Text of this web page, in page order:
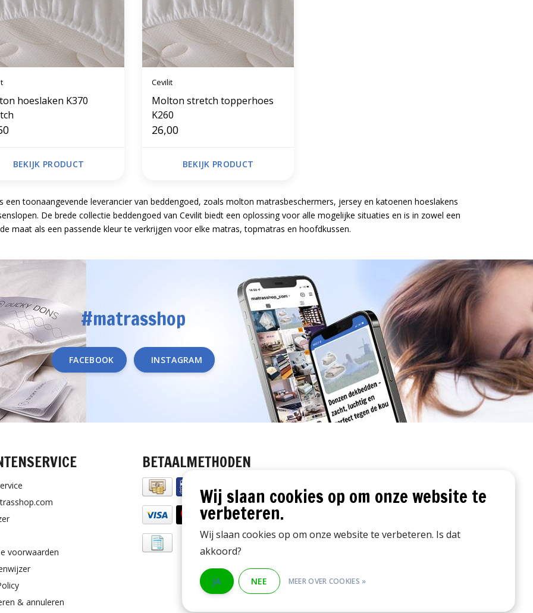
hoeslaken K370
BEKIJK PRODUCT
Cevilit
Molton stretch topperhoes
K260
26,00
BEKIJK PRODUCT
een toonaangevende leverancier van beddengoed, zoals molton matrasbeschermers, jersey en katoenen hoeslakens
De brede collectie beddengoed van Cevilit biedt een oplossing voor alle mogelijke situaties en is in zowel een
maat als een passende kleur te verkrijgen voor elke matras, topmatras en hoofdkussen.
#matrasshop
FACEBOOK INSTAGRAM
voorwaarden
& annuleren
BETAALMETHODEN
Wij slaan cookies op om onze website te
verbeteren.
Wij slaan cookies op om onze website te verbeteren. Is dat
akkoord?
JA NEE MEER OVER COOKIES »